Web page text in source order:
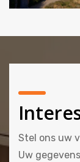
Stel ons uw
Uw